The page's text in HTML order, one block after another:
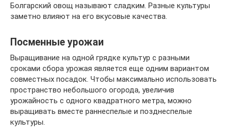
Болгарский овощ называют сладким. Разные культуры
заметно влияют на его вкусовые качества.
Посменные урожаи
Выращивание на одной грядке культур с разными
сроками сбора урожая является еще одним вариантом
совместных посадок. Чтобы максимально использовать
пространство небольшого огорода, увеличив
урожайность с одного квадратного метра, можно
выращивать вместе раннеспелые и позднеспелые
культуры.